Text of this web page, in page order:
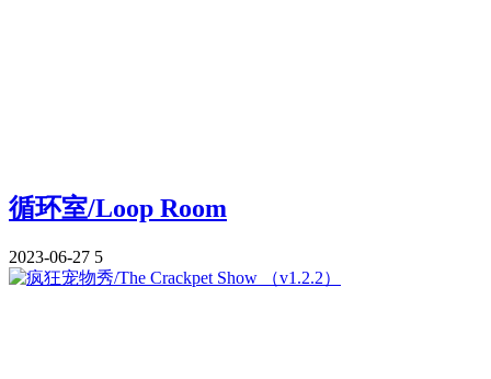
循环室/Loop Room
2023-06-27 5